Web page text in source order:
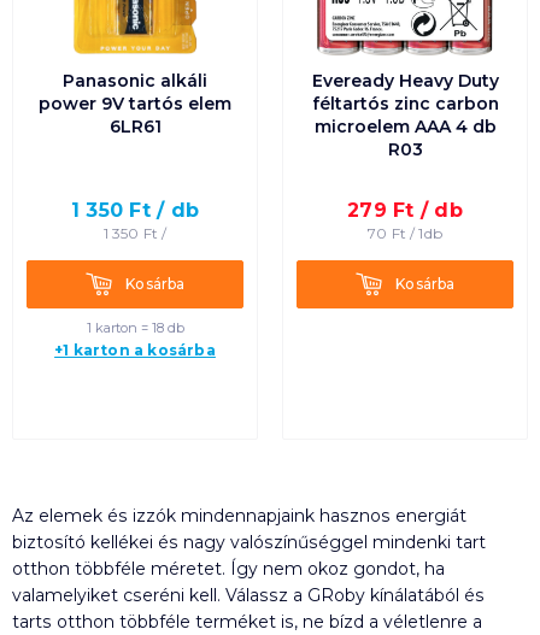
Panasonic alkáli
power 9V tartós elem
6LR61
1 350 Ft / db
1 350 Ft /
KosárbaKosárba
1 karton = 18 db
+1 karton a kosárba
Eveready Heavy Duty
féltartós zinc carbon
microelem AAA 4 db
R03
279 Ft / db
70 Ft /1db
KosárbaKosárba
Az elemek és izzók mindennapjaink hasznos energiát
biztosító kellékei és nagy valószínűséggel mindenki tart
otthon többféle méretet. Így nem okoz gondot, ha
valamelyiket cseréni kell. Válassz a GRoby kínálatából és
tarts otthon többféle terméket is, ne bízd a véletlenre a